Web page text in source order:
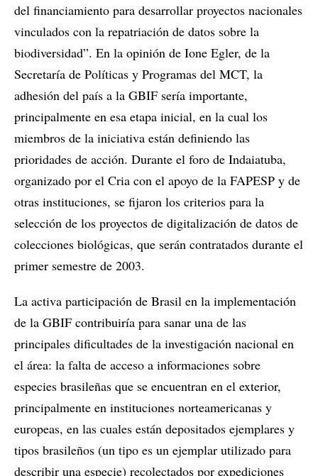
del financiamiento para desarrollar proyectos nacionales
vinculados con la repatriación de datos sobre la
biodiversidad”. En la opinión de Ione Egler, de la
Secretaría de Políticas y Programas del MCT, la
adhesión del país a la GBIF sería importante,
principalmente en esa etapa inicial, en la cual los
miembros de la iniciativa están definiendo las
prioridades de acción. Durante el foro de Indaiatuba,
organizado por el Cria con el apoyo de la FAPESP y de
otras instituciones, se fijaron los criterios para la
selección de los proyectos de digitalización de datos de
colecciones biológicas, que serán contratados durante el
primer semestre de 2003.
La activa participación de Brasil en la implementación
de la GBIF contribuiría para sanar una de las
principales dificultades de la investigación nacional en
el área: la falta de acceso a informaciones sobre
especies brasileñas que se encuentran en el exterior,
principalmente en instituciones norteamericanas y
europeas, en las cuales están depositados ejemplares y
tipos brasileños (un tipo es un ejemplar utilizado para
describir una especie) recolectados por expediciones